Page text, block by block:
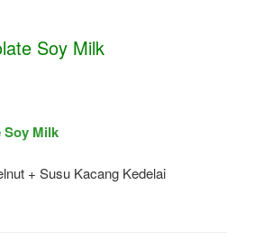
Soy Milk
Soy Milk
+ Susu Kacang Kedelai